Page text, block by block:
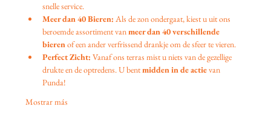
snelle service.
Meer dan 40 Bieren: Als de zon ondergaat, kiest u uit ons
beroemde assortiment van meer dan 40 verschillende
bieren of een ander verfrissend drankje om de sfeer te vieren.
Perfect Zicht: Vanaf ons terras mist u niets van de gezellige
drukte en de optredens. U bent midden in de actie van
Punda!
Mostrar más